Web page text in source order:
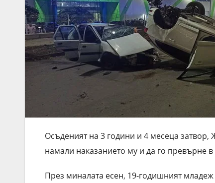
Осъденият на 3 години и 4 месеца
намали наказанието му и да го превърне
През миналата есен, 19-годишният